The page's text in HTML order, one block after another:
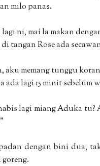
milo panas.
ni, mai la makan
di tangan Rose ada
aku memang tunggu
ada lagi 15 minit sebelum
lagi miang Aduka tu?
dengan bini dua,